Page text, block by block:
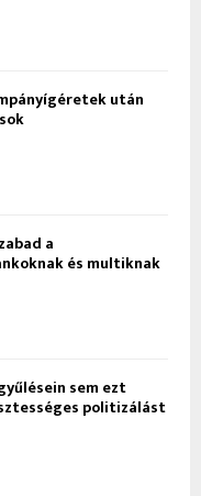
után
a
és multiknak
sem ezt
politizálást